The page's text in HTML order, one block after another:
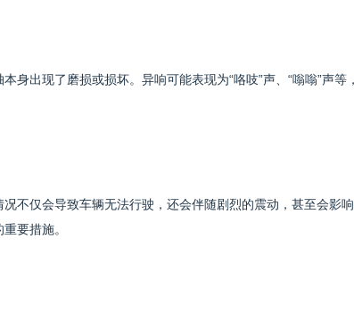
身出现了磨损或损坏。异响可能表现为“咯吱”声、“嗡嗡”声等
不仅会导致车辆无法行驶，还会伴随剧烈的震动，甚至会影
要措施。